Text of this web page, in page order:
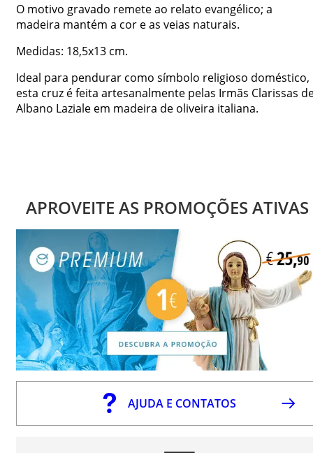
O motivo gravado remete ao relato evangélico; a
madeira mantém a cor e as veias naturais.
Medidas: 18,5x13 cm.
Ideal para pendurar como símbolo religioso doméstico,
esta cruz é feita artesanalmente pelas Irmãs Clarissas
Albano Laziale em madeira de oliveira italiana.
APROVEITE AS PROMOÇÕES ATIVAS
AJUDA E CONTATOS